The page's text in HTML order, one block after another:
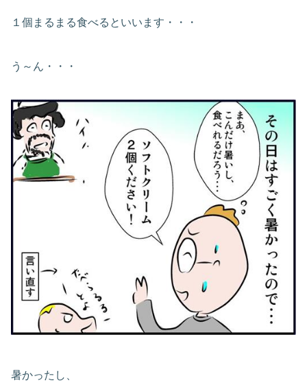
１個まるまる食べるといいます・・・
う～ん・・・
暑かったし、